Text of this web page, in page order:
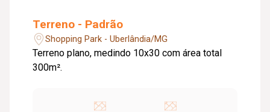
Terreno - Padrão
Shopping Park - Uberlândia/MG
Terreno plano, medindo 10x30 com área total
300m².